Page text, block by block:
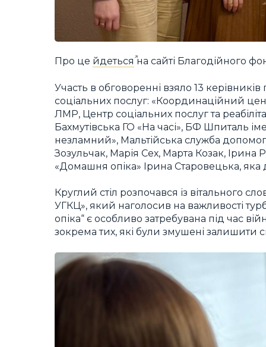
Про це йдетьсяна сайті Благодійного
Участь в обговоренні взяло 13
соціальних послуг: «Координаційний
ЛМР, Центр соціальних послуг та
Бахмутівська ГО «На часі», БФ Шпиталь
незламний», Мальтійська служба
Зозульчак, Марія Сех, Марта Козак,
«Домашня опіка» Ірина Старовецька,
Круглий стіл розпочався із вітального
УГКЦ», який наголосив на важливості
опіка“ є особливо затребувана під час
зокрема тих, які були змушені залишити